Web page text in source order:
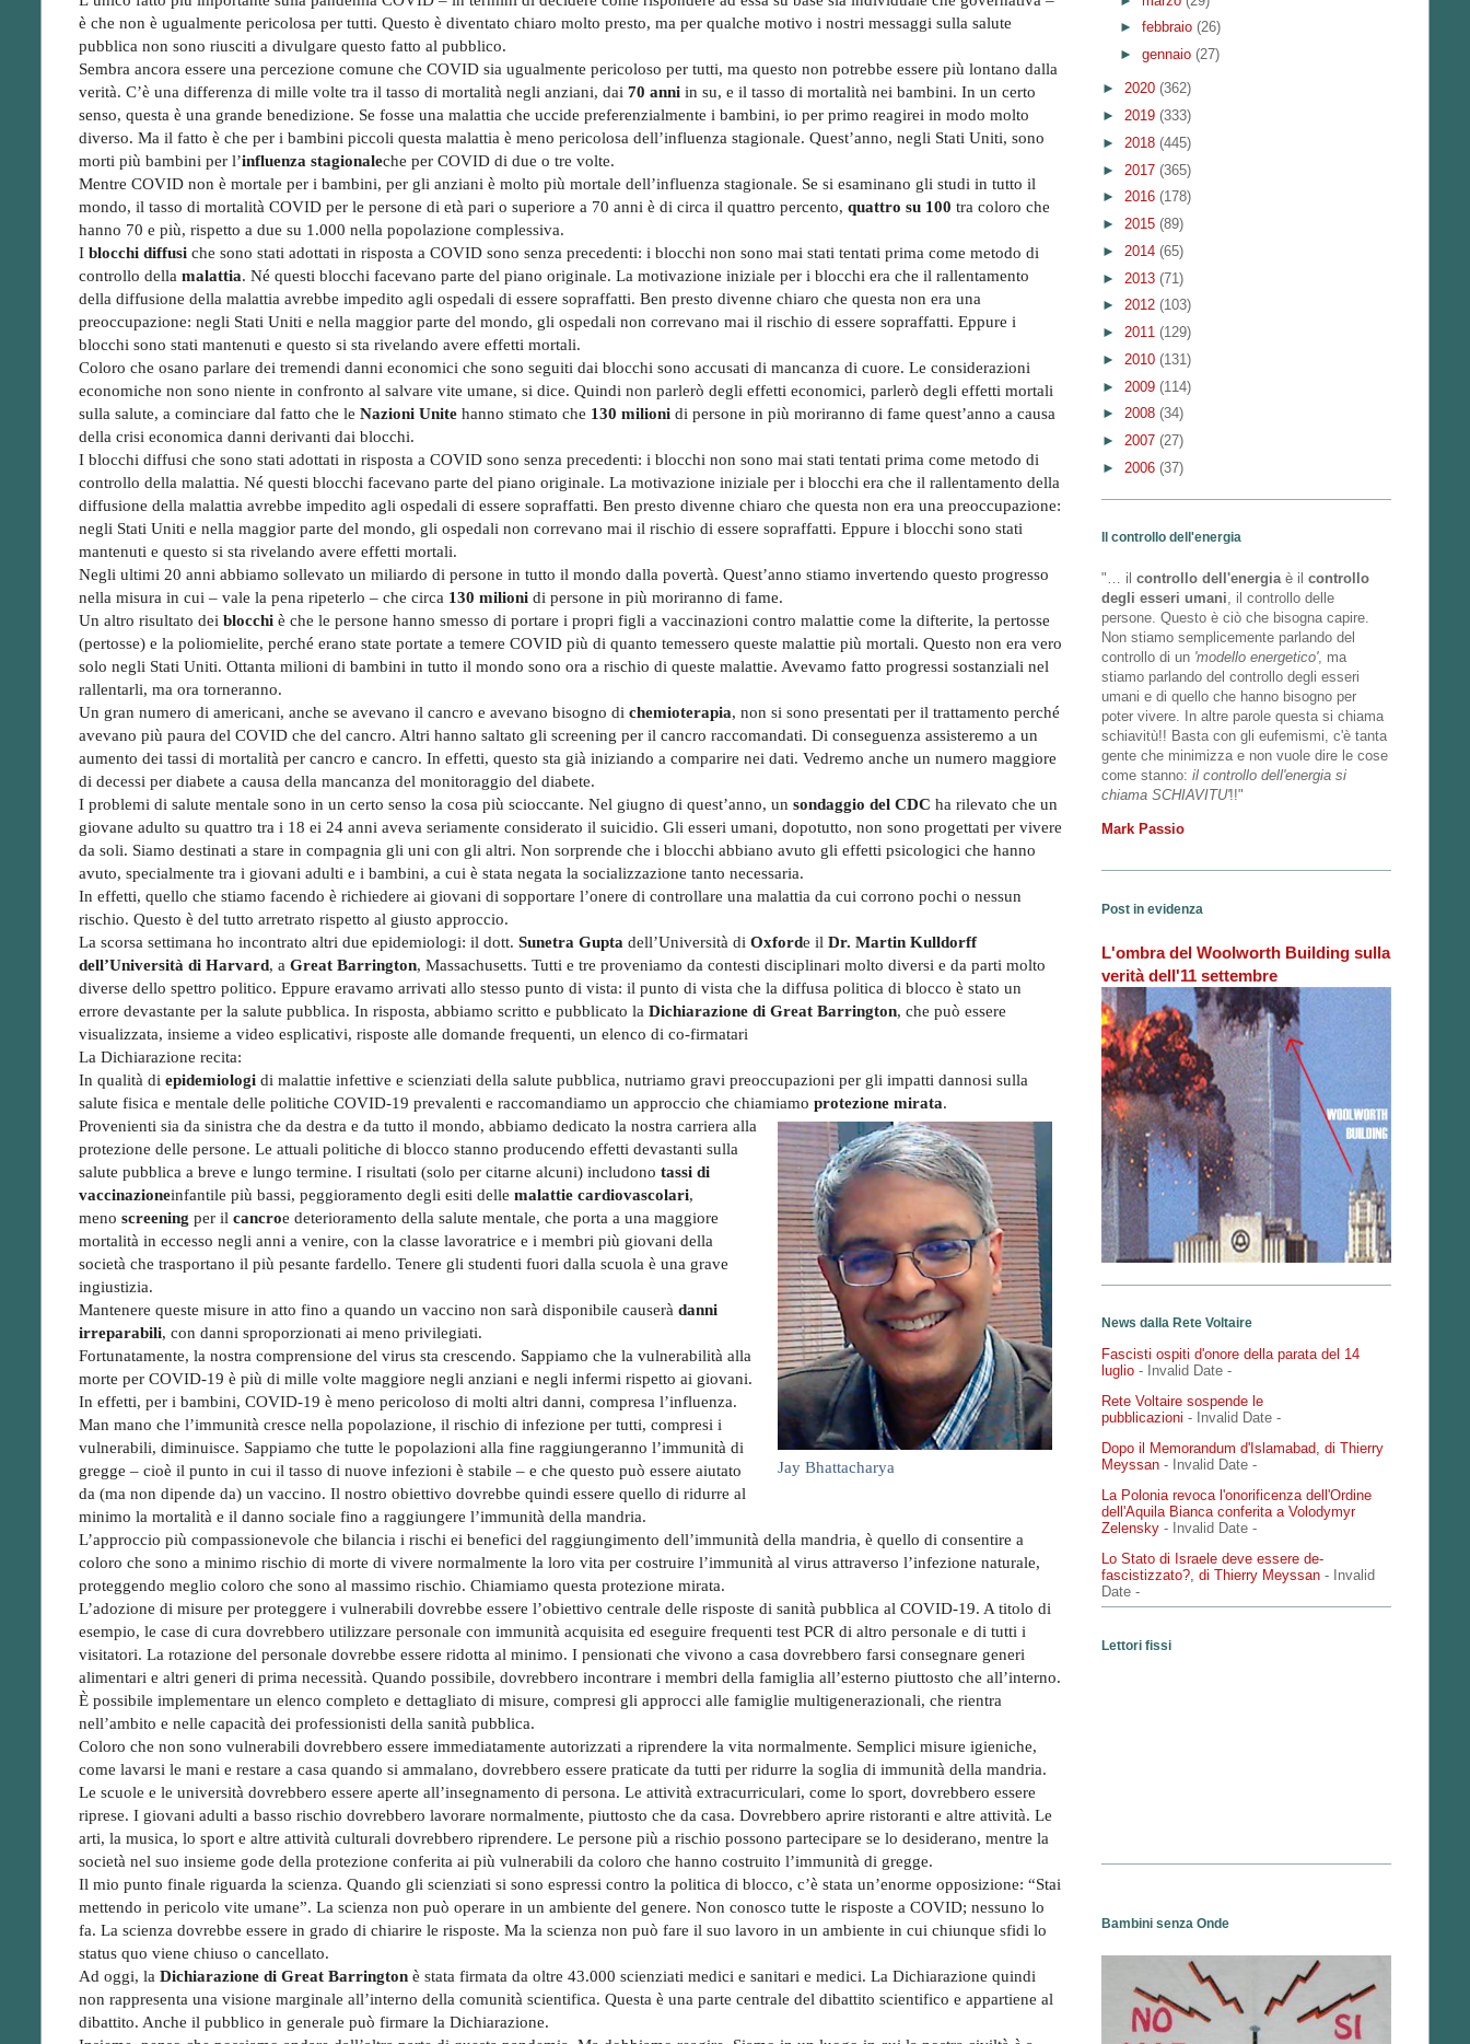
è che non è ugualmente pericolosa per tutti. Questo è diventato chiaro molto presto, ma per qualche motivo i nostri messaggi sulla salute
pubblica non sono riusciti a divulgare questo fatto al pubblico.
Sembra ancora essere una percezione comune che COVID sia ugualmente pericoloso per tutti, ma questo non potrebbe essere più lontano dalla
verità. C’è una differenza di mille volte tra il tasso di mortalità negli anziani, dai 70 anni in su, e il tasso di mortalità nei bambini. In un certo
senso, questa è una grande benedizione. Se fosse una malattia che uccide preferenzialmente i bambini, io per primo reagirei in modo molto
diverso. Ma il fatto è che per i bambini piccoli questa malattia è meno pericolosa dell’influenza stagionale. Quest’anno, negli Stati Uniti, sono
morti più bambini per l’influenza stagionaleche per COVID di due o tre volte.
Mentre COVID non è mortale per i bambini, per gli anziani è molto più mortale dell’influenza stagionale. Se si esaminano gli studi in tutto il
mondo, il tasso di mortalità COVID per le persone di età pari o superiore a 70 anni è di circa il quattro percento, quattro su 100 tra coloro che
hanno 70 e più, rispetto a due su 1.000 nella popolazione complessiva.
I blocchi diffusi che sono stati adottati in risposta a COVID sono senza precedenti: i blocchi non sono mai stati tentati prima come metodo di
controllo della malattia. Né questi blocchi facevano parte del piano originale. La motivazione iniziale per i blocchi era che il rallentamento
della diffusione della malattia avrebbe impedito agli ospedali di essere sopraffatti. Ben presto divenne chiaro che questa non era una
preoccupazione: negli Stati Uniti e nella maggior parte del mondo, gli ospedali non correvano mai il rischio di essere sopraffatti. Eppure i
blocchi sono stati mantenuti e questo si sta rivelando avere effetti mortali.
Coloro che osano parlare dei tremendi danni economici che sono seguiti dai blocchi sono accusati di mancanza di cuore. Le considerazioni
economiche non sono niente in confronto al salvare vite umane, si dice. Quindi non parlerò degli effetti economici, parlerò degli effetti mortali
sulla salute, a cominciare dal fatto che le Nazioni Unite hanno stimato che 130 milioni di persone in più moriranno di fame quest’anno a causa
della crisi economica danni derivanti dai blocchi.
I blocchi diffusi che sono stati adottati in risposta a COVID sono senza precedenti: i blocchi non sono mai stati tentati prima come metodo di
controllo della malattia. Né questi blocchi facevano parte del piano originale. La motivazione iniziale per i blocchi era che il rallentamento della
diffusione della malattia avrebbe impedito agli ospedali di essere sopraffatti. Ben presto divenne chiaro che questa non era una preoccupazione:
negli Stati Uniti e nella maggior parte del mondo, gli ospedali non correvano mai il rischio di essere sopraffatti. Eppure i blocchi sono stati
mantenuti e questo si sta rivelando avere effetti mortali.
Negli ultimi 20 anni abbiamo sollevato un miliardo di persone in tutto il mondo dalla povertà. Quest’anno stiamo invertendo questo progresso
nella misura in cui – vale la pena ripeterlo – che circa 130 milioni di persone in più moriranno di fame.
Un altro risultato dei blocchi è che le persone hanno smesso di portare i propri figli a vaccinazioni contro malattie come la difterite, la pertosse
(pertosse) e la poliomielite, perché erano state portate a temere COVID più di quanto temessero queste malattie più mortali. Questo non era vero
solo negli Stati Uniti. Ottanta milioni di bambini in tutto il mondo sono ora a rischio di queste malattie. Avevamo fatto progressi sostanziali nel
rallentarli, ma ora torneranno.
Un gran numero di americani, anche se avevano il cancro e avevano bisogno di chemioterapia, non si sono presentati per il trattamento perché
avevano più paura del COVID che del cancro. Altri hanno saltato gli screening per il cancro raccomandati. Di conseguenza assisteremo a un
aumento dei tassi di mortalità per cancro e cancro. In effetti, questo sta già iniziando a comparire nei dati. Vedremo anche un numero maggiore
di decessi per diabete a causa della mancanza del monitoraggio del diabete.
I problemi di salute mentale sono in un certo senso la cosa più scioccante. Nel giugno di quest’anno, un sondaggio del CDC ha rilevato che un
giovane adulto su quattro tra i 18 ei 24 anni aveva seriamente considerato il suicidio. Gli esseri umani, dopotutto, non sono progettati per vivere
da soli. Siamo destinati a stare in compagnia gli uni con gli altri. Non sorprende che i blocchi abbiano avuto gli effetti psicologici che hanno
avuto, specialmente tra i giovani adulti e i bambini, a cui è stata negata la socializzazione tanto necessaria.
In effetti, quello che stiamo facendo è richiedere ai giovani di sopportare l’onere di controllare una malattia da cui corrono pochi o nessun
rischio. Questo è del tutto arretrato rispetto al giusto approccio.
La scorsa settimana ho incontrato altri due epidemiologi: il dott. Sunetra Gupta dell’Università di Oxforde il Dr. Martin Kulldorff
dell’Università di Harvard, a Great Barrington, Massachusetts. Tutti e tre proveniamo da contesti disciplinari molto diversi e da parti molto
diverse dello spettro politico. Eppure eravamo arrivati allo stesso punto di vista: il punto di vista che la diffusa politica di blocco è stato un
errore devastante per la salute pubblica. In risposta, abbiamo scritto e pubblicato la Dichiarazione di Great Barrington, che può essere
visualizzata, insieme a video esplicativi, risposte alle domande frequenti, un elenco di co-firmatari
La Dichiarazione recita:
In qualità di epidemiologi di malattie infettive e scienziati della salute pubblica, nutriamo gravi preoccupazioni per gli impatti dannosi sulla
salute fisica e mentale delle politiche COVID-19 prevalenti e raccomandiamo un approccio che chiamiamo protezione mirata.
Jay Bhattacharya
Provenienti sia da sinistra che da destra e da tutto il mondo, abbiamo dedicato la nostra carriera alla
protezione delle persone. Le attuali politiche di blocco stanno producendo effetti devastanti sulla
salute pubblica a breve e lungo termine. I risultati (solo per citarne alcuni) includono tassi di
vaccinazioneinfantile più bassi, peggioramento degli esiti delle malattie cardiovascolari,
meno screening per il cancroe deterioramento della salute mentale, che porta a una maggiore
mortalità in eccesso negli anni a venire, con la classe lavoratrice e i membri più giovani della
società che trasportano il più pesante fardello. Tenere gli studenti fuori dalla scuola è una grave
ingiustizia.
Mantenere queste misure in atto fino a quando un vaccino non sarà disponibile causerà danni
irreparabili, con danni sproporzionati ai meno privilegiati.
Fortunatamente, la nostra comprensione del virus sta crescendo. Sappiamo che la vulnerabilità alla
morte per COVID-19 è più di mille volte maggiore negli anziani e negli infermi rispetto ai giovani.
In effetti, per i bambini, COVID-19 è meno pericoloso di molti altri danni, compresa l’influenza.
Man mano che l’immunità cresce nella popolazione, il rischio di infezione per tutti, compresi i
vulnerabili, diminuisce. Sappiamo che tutte le popolazioni alla fine raggiungeranno l’immunità di
gregge – cioè il punto in cui il tasso di nuove infezioni è stabile – e che questo può essere aiutato
da (ma non dipende da) un vaccino. Il nostro obiettivo dovrebbe quindi essere quello di ridurre al
minimo la mortalità e il danno sociale fino a raggiungere l’immunità della mandria.
L’approccio più compassionevole che bilancia i rischi ei benefici del raggiungimento dell’immunità della mandria, è quello di consentire a
coloro che sono a minimo rischio di morte di vivere normalmente la loro vita per costruire l’immunità al virus attraverso l’infezione naturale,
proteggendo meglio coloro che sono al massimo rischio. Chiamiamo questa protezione mirata.
L’adozione di misure per proteggere i vulnerabili dovrebbe essere l’obiettivo centrale delle risposte di sanità pubblica al COVID-19. A titolo di
esempio, le case di cura dovrebbero utilizzare personale con immunità acquisita ed eseguire frequenti test PCR di altro personale e di tutti i
visitatori. La rotazione del personale dovrebbe essere ridotta al minimo. I pensionati che vivono a casa dovrebbero farsi consegnare generi
alimentari e altri generi di prima necessità. Quando possibile, dovrebbero incontrare i membri della famiglia all’esterno piuttosto che all’interno.
È possibile implementare un elenco completo e dettagliato di misure, compresi gli approcci alle famiglie multigenerazionali, che rientra
nell’ambito e nelle capacità dei professionisti della sanità pubblica.
Coloro che non sono vulnerabili dovrebbero essere immediatamente autorizzati a riprendere la vita normalmente. Semplici misure igieniche,
come lavarsi le mani e restare a casa quando si ammalano, dovrebbero essere praticate da tutti per ridurre la soglia di immunità della mandria.
Le scuole e le università dovrebbero essere aperte all’insegnamento di persona. Le attività extracurriculari, come lo sport, dovrebbero essere
riprese. I giovani adulti a basso rischio dovrebbero lavorare normalmente, piuttosto che da casa. Dovrebbero aprire ristoranti e altre attività. Le
arti, la musica, lo sport e altre attività culturali dovrebbero riprendere. Le persone più a rischio possono partecipare se lo desiderano, mentre la
società nel suo insieme gode della protezione conferita ai più vulnerabili da coloro che hanno costruito l’immunità di gregge.
Il mio punto finale riguarda la scienza. Quando gli scienziati si sono espressi contro la politica di blocco, c’è stata un’enorme opposizione: “Stai
mettendo in pericolo vite umane”. La scienza non può operare in un ambiente del genere. Non conosco tutte le risposte a COVID; nessuno lo
fa. La scienza dovrebbe essere in grado di chiarire le risposte. Ma la scienza non può fare il suo lavoro in un ambiente in cui chiunque sfidi lo
status quo viene chiuso o cancellato.
Ad oggi, la Dichiarazione di Great Barrington è stata firmata da oltre 43.000 scienziati medici e sanitari e medici. La Dichiarazione quindi
non rappresenta una visione marginale all’interno della comunità scientifica. Questa è una parte centrale del dibattito scientifico e appartiene al
dibattito. Anche il pubblico in generale può firmare la Dichiarazione.
► febbraio (26)
► gennaio (27)
► 2020 (362)
► 2019 (333)
► 2018 (445)
► 2017 (365)
► 2016 (178)
► 2015 (89)
► 2014 (65)
► 2013 (71)
► 2012 (103)
► 2011 (129)
► 2010 (131)
► 2009 (114)
► 2008 (34)
► 2007 (27)
► 2006 (37)
Il controllo dell'energia
"… il controllo dell'energiaè il controllo
degli esseri umani, il controllo delle
persone. Questo è ciò che bisogna capire.
Non stiamo semplicemente parlando del
controllo di un 'modello energetico', ma
stiamo parlando del controllo degli esseri
umani e di quello che hanno bisogno per
poter vivere. In altre parole questa si chiama
schiavitù!! Basta con gli eufemismi, c'è tanta
gente che minimizza e non vuole dire le cose
come stanno: il controllo dell'energia si
chiama SCHIAVITU'!!"
Mark Passio
Post in evidenza
L'ombra del Woolworth Building sulla
verità dell'11 settembre
News dalla Rete Voltaire
Fascisti ospiti d'onore della parata del 14
luglio - Invalid Date -
Rete Voltaire sospende le
pubblicazioni - Invalid Date -
Dopo il Memorandum d'Islamabad, di Thierry
Meyssan - Invalid Date -
La Polonia revoca l'onorificenza dell'Ordine
dell'Aquila Bianca conferita a Volodymyr
Zelensky - Invalid Date -
Lo Stato di Israele deve essere de-
fascistizzato?, di Thierry Meyssan - Invalid
Date -
Lettori fissi
Bambini senza Onde